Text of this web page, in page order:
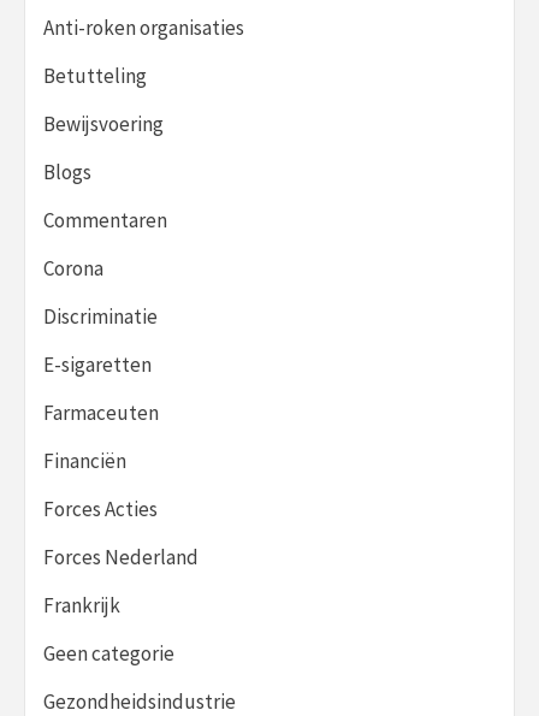
Anti-roken organisaties
Betutteling
Bewijsvoering
Blogs
Commentaren
Corona
Discriminatie
E-sigaretten
Farmaceuten
Financiën
Forces Acties
Forces Nederland
Frankrijk
Geen categorie
Gezondheidsindustrie